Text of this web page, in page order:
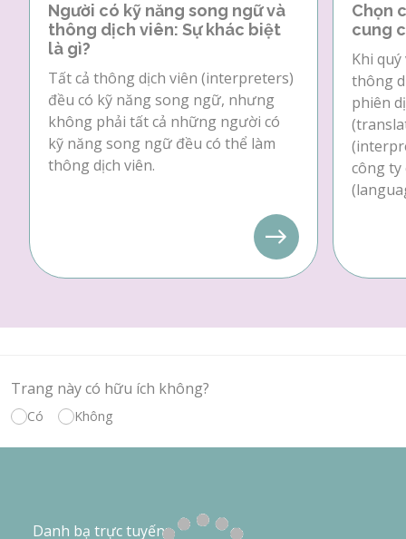
Người có kỹ năng song ngữ và
thông dịch viên: Sự khác biệt
là gì?
Tất cả thông dịch viên (interpreters)
đều có kỹ năng song ngữ, nhưng
không phải tất cả những người có
kỹ năng song ngữ đều có thể làm
thông dịch viên.
Chọn
cung
Khi
thông
phiên
công ty
Trang này có hữu ích không?
Có Không
Danh bạ trực tuyến